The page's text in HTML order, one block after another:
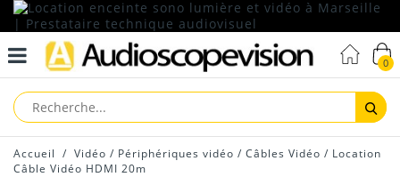
0
Accueil / Vidéo / Périphériques vidéo / Câbles Vidéo / Location
Câble Vidéo HDMI 20m